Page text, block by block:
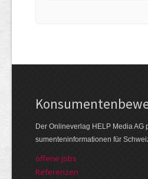
Der Online­verlag HELP Media
su­menten­infor­mationen für
offene Jobs
Referenzen